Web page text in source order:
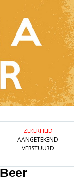
ZEKERHEID
AANGETEKEND
VERSTUURD